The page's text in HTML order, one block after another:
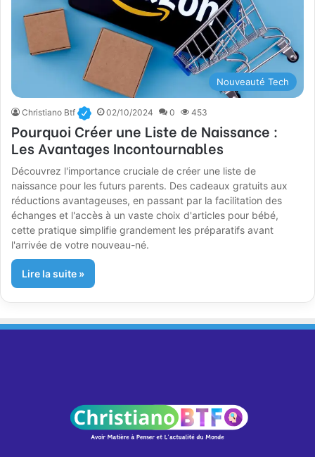
Nouveauté Tech
Christiano Btf 02/10/2024 0 453
Pourquoi Créer une Liste de Naissance :
Les Avantages Incontournables
Découvrez l'importance cruciale de créer une liste de
naissance pour les futurs parents. Des cadeaux gratuits aux
réductions avantageuses, en passant par la facilitation des
échanges et l'accès à un vaste choix d'articles pour bébé,
cette pratique simplifie grandement les préparatifs avant
l'arrivée de votre nouveau-né.
Lire la suite »